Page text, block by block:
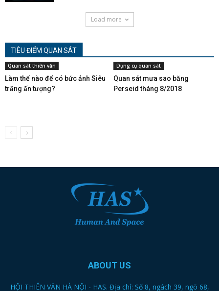
Load more
TIÊU ĐIỂM QUAN SÁT
Quan sát thiên văn
Làm thế nào để có bức ảnh Siêu
trăng ấn tượng?
Dụng cụ quan sát
Quan sát mưa sao băng
Perseid tháng 8/2018
ABOUT US
HỘI THIÊN VĂN HÀ NỘI - HAS. Địa chỉ: Số 8, ngách 39, ngõ 68,